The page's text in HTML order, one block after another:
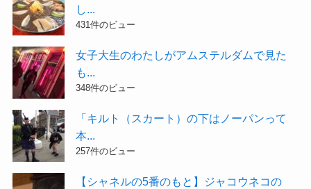
し...
431件のビュー
女子大生のわたしがアムステルダムで見た
も...
348件のビュー
「キルト（スカート）の下はノーパンって
本...
257件のビュー
【シャネルの5番のもと】ジャコウネコの